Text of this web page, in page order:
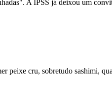
A IPSS já deixou um
peixe cru, sobretudo sashimi,